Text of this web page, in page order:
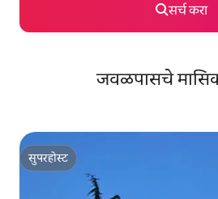
सर्च करा
जवळपासचे
सुपरहोस्ट
सुपरहोस्ट